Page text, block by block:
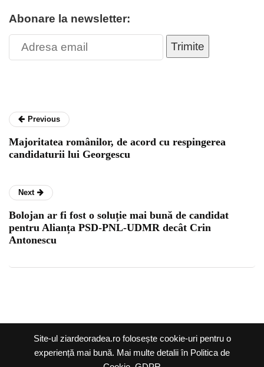
Site-ul ziardeoradea.ro folosește cookie-uri pentru o
experiență mai bună. Mai multe detalii în Politica de
Abonare la newsletter:
Trimite
Previous
Majoritatea românilor, de acord cu respingerea
candidaturii lui Georgescu
Next
Bolojan ar fi fost o soluție mai bună de candidat
pentru Alianța PSD-PNL-UDMR decât Crin
Antonescu
Termeni și condiții |